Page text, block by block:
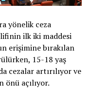
yönelik ceza
ilk iki maddesi
erişimine bırakılan
15-18 yaş
cezalar artırılıyor ve
önü açılıyor.